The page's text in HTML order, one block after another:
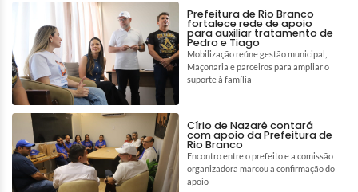
Prefeitura de Rio Branco
fortalece rede de apoio
para auxiliar tratamento de
Pedro e Tiago
Mobilização reúne gestão municipal,
Maçonaria e parceiros para ampliar o
suporte à família
Círio de Nazaré contará
com apoio da Prefeitura de
Rio Branco
Encontro entre o prefeito e a comissão
organizadora marcou a confirmação do
apoio